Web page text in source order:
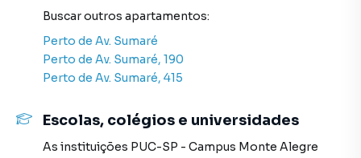
online, direto do seu computador ou smartphone. Nós
criamos soluções inovadoras para simplificar a relação de
proprietários, inquilinos e compradores com o mercado
imobiliário.
Anuncie seu imóvel! É fácil, rápido e gratuito! A Sell
Imóveis é uma imobiliária digital com imóveis em diversas
cidades do Brasil, incluindo São Paulo.
Buscar outros apartamentos:
Perto de Av. Sumaré
Perto de Av. Sumaré, 190
Perto de Av. Sumaré, 415
Escolas, colégios e universidades
As instituições PUC-SP - Campus Monte Alegre